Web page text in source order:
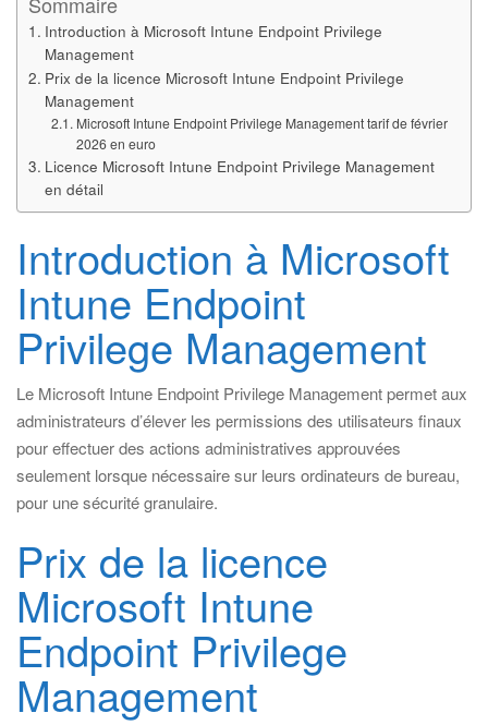
Introduction à Microsoft Intune Endpoint Privilege
Management
Prix de la licence Microsoft Intune Endpoint Privilege
Management
Microsoft Intune Endpoint Privilege Management tarif de février
2026 en euro
Licence Microsoft Intune Endpoint Privilege Management
en détail
Introduction à Microsoft
Intune Endpoint
Privilege Management
Le Microsoft Intune Endpoint Privilege Management permet aux
administrateurs d’élever les permissions des utilisateurs finaux
pour effectuer des actions administratives approuvées
seulement lorsque nécessaire sur leurs ordinateurs de bureau,
pour une sécurité granulaire.
Prix de la licence
Microsoft Intune
Endpoint Privilege
Management